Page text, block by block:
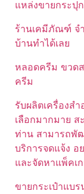
แหล่งขายกระปุ
ร้านเคมีภัณฑ์ จ
บ้านทำได้เลย
หลอดครีม ขวด
ครีม
รับผลิตเครื่องส
เลือกมากมาย ส
ท่าน สามารถพั
บริการจดแจ้ง
และจัดหาแพ็คเก
ขายกระเป๋าแบ